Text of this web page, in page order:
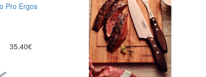
Pro Ergos
35.40€